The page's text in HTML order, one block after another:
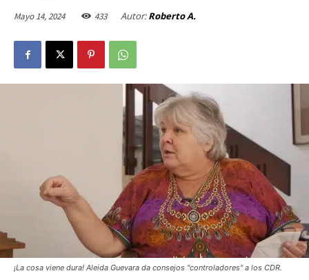
Mayo 14, 2024 433 Autor: Roberto A.
¡La cosa viene dura! Aleida Guevara da consejos "controladores" a los CDR.